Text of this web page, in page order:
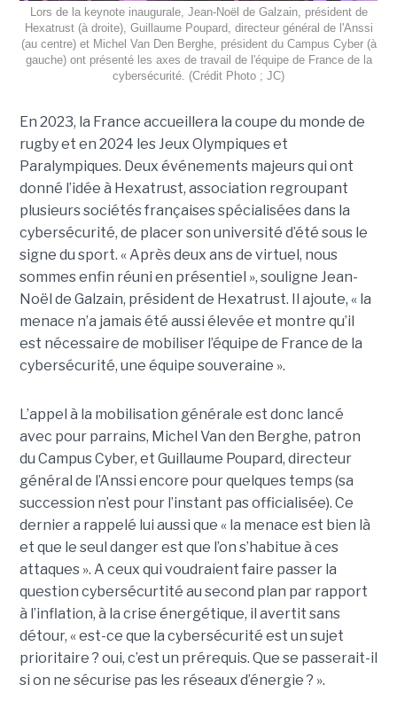
Lors de la keynote inaugurale, Jean-Noël de Galzain, président de
Hexatrust (à droite), Guillaume Poupard, directeur général de l'Anssi
(au centre) et Michel Van Den Berghe, président du Campus Cyber (à
gauche) ont présenté les axes de travail de l'équipe de France de la
cybersécurité. (Crédit Photo ; JC)
En 2023, la France accueillera la coupe du monde de
rugby et en 2024 les Jeux Olympiques et
Paralympiques. Deux événements majeurs qui ont
donné l’idée à Hexatrust, association regroupant
plusieurs sociétés françaises spécialisées dans la
cybersécurité, de placer son université d’été sous le
signe du sport. « Après deux ans de virtuel, nous
sommes enfin réuni en présentiel », souligne Jean-
Noël de Galzain, président de Hexatrust. Il ajoute, « la
menace n’a jamais été aussi élevée et montre qu’il
est nécessaire de mobiliser l’équipe de France de la
cybersécurité, une équipe souveraine ».
L’appel à la mobilisation générale est donc lancé
avec pour parrains, Michel Van den Berghe, patron
du Campus Cyber, et Guillaume Poupard, directeur
général de l’Anssi encore pour quelques temps (sa
succession n’est pour l’instant pas officialisée). Ce
dernier a rappelé lui aussi que « la menace est bien là
et que le seul danger est que l’on s’habitue à ces
attaques ». A ceux qui voudraient faire passer la
question cybersécurtité au second plan par rapport
à l’inflation, à la crise énergétique, il avertit sans
détour, « est-ce que la cybersécurité est un sujet
prioritaire ? oui, c’est un prérequis. Que se passerait-il
si on ne sécurise pas les réseaux d’énergie ? ».